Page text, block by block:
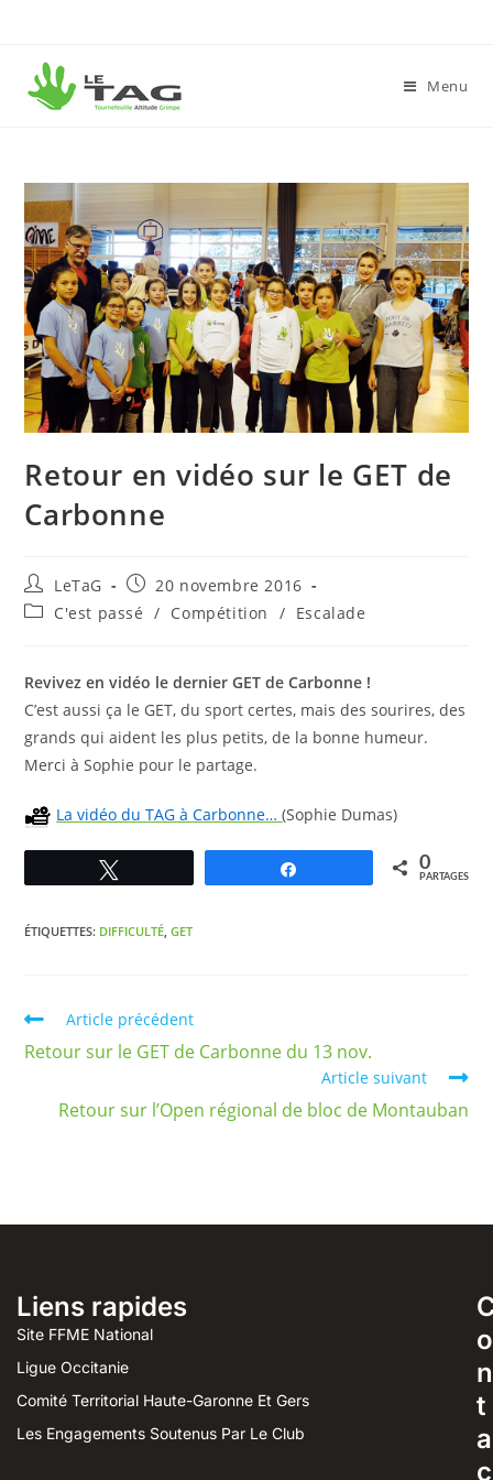
Menu
Retour en vidéo sur le GET de
Carbonne
LeTaG
20 novembre 2016
C'est passé / Compétition / Escalade
Revivez en vidéo le dernier GET de Carbonne !
C’est aussi ça le GET, du sport certes, mais des sourires, des
grands qui aident les plus petits, de la bonne humeur.
Merci à Sophie pour le partage.
La vidéo du TAG à Carbonne…(Sophie Dumas)
0
PARTAGES
ÉTIQUETTES: DIFFICULTÉ GET
Article précédent
Retour sur le GET de Carbonne du 13 nov.
Article suivant
Retour sur l’Open régional de bloc de Montauban
Liens rapides
Site FFME National
Ligue Occitanie
Comité Territorial Haute-Garonne Et Gers
Les Engagements Soutenus Par Le Club
o
n
t
a
c